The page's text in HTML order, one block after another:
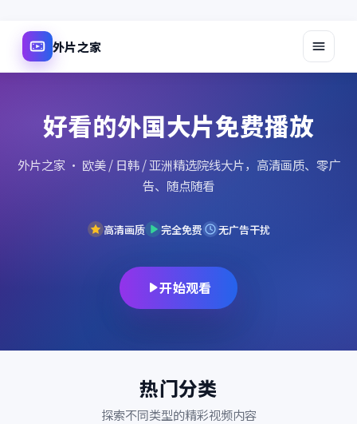
外片之家
好看的外国大片免费播放
外片之家 · 欧美 / 日韩 / 亚洲精选院线大片，高清画质、零广
告、随点随看
高清画质 完全免费 无广告干扰
开始观看
热门分类
探索不同类型的精彩视频内容